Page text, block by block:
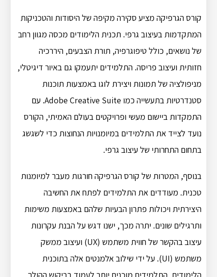
קורס הגרפיקה מציע סקירה מקיפה של היסודות והטכניקות
המתקדמות בעיצוב גרפי.תכנית הלימודים מכסה מגוון רחב
של נושאים, כולל טיפוגרפיה, תורת הצבעים, היררכיה
חזותית ועיצוב פריסה.התלמידים יתעמקו גם באיור דיגיטלי,
מניפולציה של תמונות ויצירת לוגו באמצעות תוכנות
סטנדרטיות בתעשייה כמו Adobe Creative Suite.
עם
התמקדות ביישום מעשי ופרויקטים בעולם האמיתי, הקורס
נועד לצייד את התלמידים במיומנויות הנחוצות כדי לשגשג
בתחום התחרותי של עיצוב גרפי.
בנוסף, המטרות של קורס הגרפיקה חורגות מעבר למיומנות
טכנית. מעודדים את התלמידים לפתח את החשיבה
היצירתית ויכולות פתרון הבעיות שלהם באמצעות משימות
ותרגילים שונים.יתרה מכך, ישנו דגש על הבנת עקרונות
עיצוב בהקשר של חווית משתמש (UX) ועיצוב ממשק
משתמש (UI).
על ידי שילוב אלמנטים אלה בתוכנית
הלימודים, התלמידים מוכנים יותר לעמוד בביקוש ההולך